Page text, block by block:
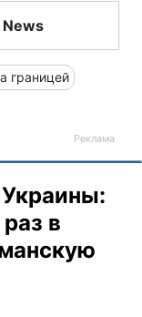
News
границей
в